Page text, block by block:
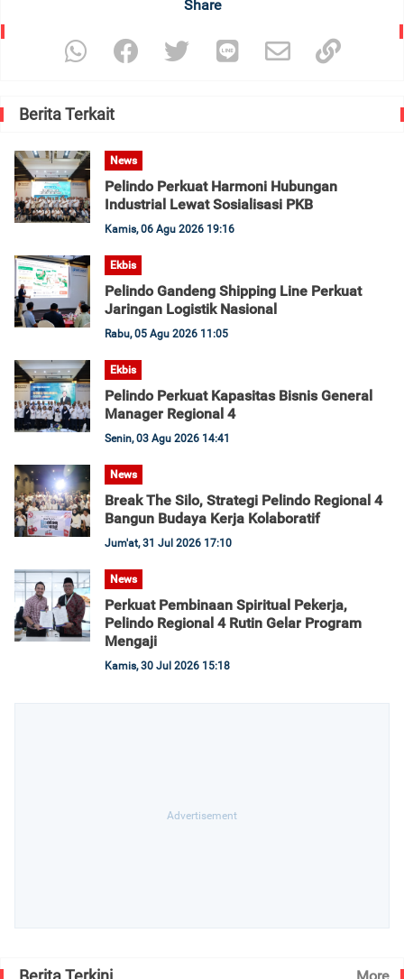
Share
Berita Terkait
News
Pelindo Perkuat Harmoni Hubungan
Industrial Lewat Sosialisasi PKB
Kamis, 06 Agu 2026 19:16
Ekbis
Pelindo Gandeng Shipping Line Perkuat
Jaringan Logistik Nasional
Rabu, 05 Agu 2026 11:05
Ekbis
Pelindo Perkuat Kapasitas Bisnis General
Manager Regional 4
Senin, 03 Agu 2026 14:41
News
Break The Silo, Strategi Pelindo Regional 4
Bangun Budaya Kerja Kolaboratif
Jum'at, 31 Jul 2026 17:10
News
Perkuat Pembinaan Spiritual Pekerja,
Pelindo Regional 4 Rutin Gelar Program
Mengaji
Kamis, 30 Jul 2026 15:18